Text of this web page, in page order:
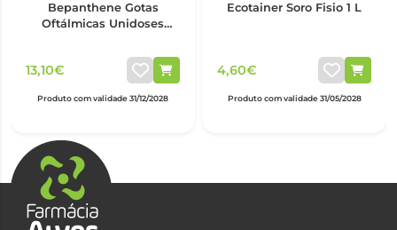
Bepanthene Gotas
Oftálmicas Unidoses
13,10€
Produto com validade 31/12/2028
Ecotainer Soro Fisio 1 L
4,60€
Produto com validade 31/05/2028